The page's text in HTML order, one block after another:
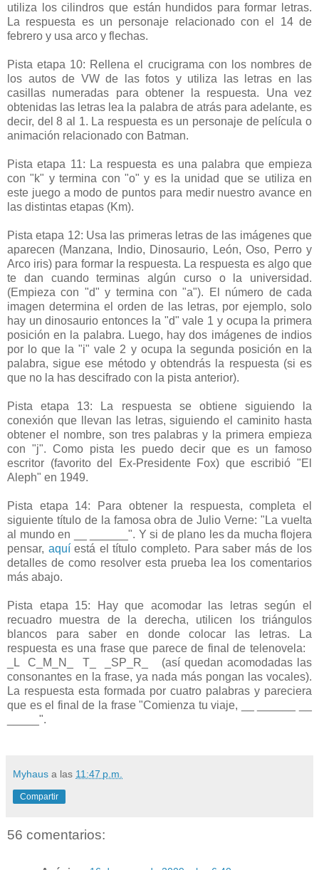
utiliza los cilindros que están hundidos para formar letras.
La respuesta es un personaje relacionado con el 14 de
febrero y usa arco y flechas.
Pista etapa 10: Rellena el crucigrama con los nombres de
los autos de VW de las fotos y utiliza las letras en las
casillas numeradas para obtener la respuesta. Una vez
obtenidas las letras lea la palabra de atrás para adelante, es
decir, del 8 al 1. La respuesta es un personaje de película o
animación relacionado con Batman.
Pista etapa 11: La respuesta es una palabra que empieza
con "k" y termina con "o" y es la unidad que se utiliza en
este juego a modo de puntos para medir nuestro avance en
las distintas etapas (Km).
Pista etapa 12: Usa las primeras letras de las imágenes que
aparecen (Manzana, Indio, Dinosaurio, León, Oso, Perro y
Arco iris) para formar la respuesta. La respuesta es algo que
te dan cuando terminas algún curso o la universidad.
(Empieza con "d" y termina con "a"). El número de cada
imagen determina el orden de las letras, por ejemplo, solo
hay un dinosaurio entonces la "d" vale 1 y ocupa la primera
posición en la palabra. Luego, hay dos imágenes de indios
por lo que la "i" vale 2 y ocupa la segunda posición en la
palabra, sigue ese método y obtendrás la respuesta (si es
que no la has descifrado con la pista anterior).
Pista etapa 13: La respuesta se obtiene siguiendo la
conexión que llevan las letras, siguiendo el caminito hasta
obtener el nombre, son tres palabras y la primera empieza
con "j". Como pista les puedo decir que es un famoso
escritor (favorito del Ex-Presidente Fox) que escribió "El
Aleph" en 1949.
Pista etapa 14: Para obtener la respuesta, completa el
siguiente título de la famosa obra de Julio Verne: "La vuelta
al mundo en __ ______". Y si de plano les da mucha flojera
pensar, aquíestá el título completo. Para saber más de los
detalles de como resolver esta prueba lea los comentarios
más abajo.
Pista etapa 15: Hay que acomodar las letras según el
recuadro muestra de la derecha, utilicen los triángulos
blancos para saber en donde colocar las letras. La
respuesta es una frase que parece de final de telenovela:
_L C_M_N_ T_ _SP_R_ (así quedan acomodadas las
consonantes en la frase, ya nada más pongan las vocales).
La respuesta esta formada por cuatro palabras y pareciera
que es el final de la frase "Comienza tu viaje, __ ______ __
_____".
Myhaus a las 11:47 p.m.
Compartir
56 comentarios: